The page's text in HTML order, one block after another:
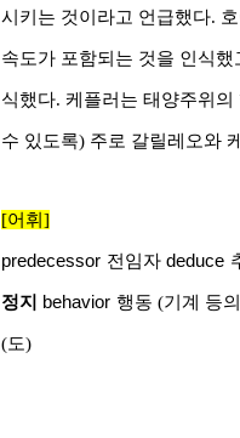
시키는 것이라고 언급했다.
속도가 포함되는 것을 인식했
식했다. 케플러는 태양주위
수 있도록) 주로 갈릴레오와
[어휘 ]
predecessor 전임자 deduce
정지 behavior 행동 (기계 등의
(도)